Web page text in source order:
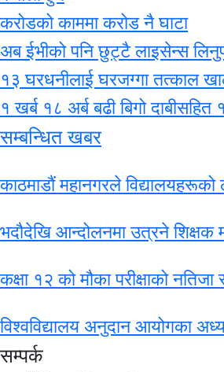
करोडको काममा करोड नै घाटा
अब ईभीको पनि छुट्टै लाइसेन्स
१३ घरधनीलाई घरजग्गा तत्काल
१ खर्ब १८ अर्ब बढी बिगो दाबीसहित
सम्बन्धित खबर
काठमाडौं महानगरले विद्यालयहरूको
भदौदेखि आन्दोलनमा उत्रने शिक्षक
कक्षा १२ को मौका परीक्षाको नतिजा
विश्वविद्यालय अनुदान आयोगका
सम्पर्क